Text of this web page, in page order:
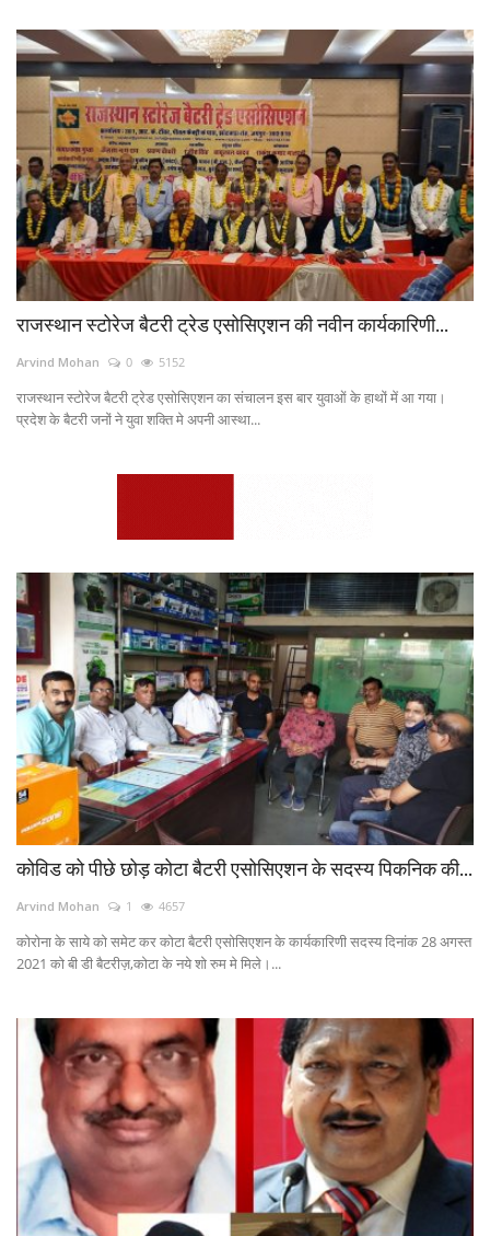
Contact
Consult FREE
राजस्थान स्टोरेज बैटरी ट्रेड एसोसिएशन की नवीन कार्यकारिणी...
Arvind Mohan 0 5152
राजस्थान स्टोरेज बैटरी ट्रेड एसोसिएशन का संचालन इस बार युवाओं के हाथों में आ गया।
प्रदेश के बैटरी जनों ने युवा शक्ति मे अपनी आस्था...
कोविड को पीछे छोड़ कोटा बैटरी एसोसिएशन के सदस्य पिकनिक की...
Arvind Mohan 1 4657
कोरोना के साये को समेट कर कोटा बैटरी एसोसिएशन के कार्यकारिणी सदस्य दिनांक 28 अगस्त
2021 को बी डी बैटरीज़,कोटा के नये शो रुम मे मिले।...